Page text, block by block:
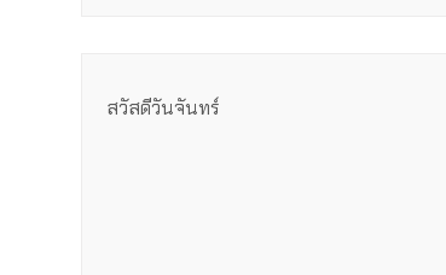
สวัสดีวันจันทร์